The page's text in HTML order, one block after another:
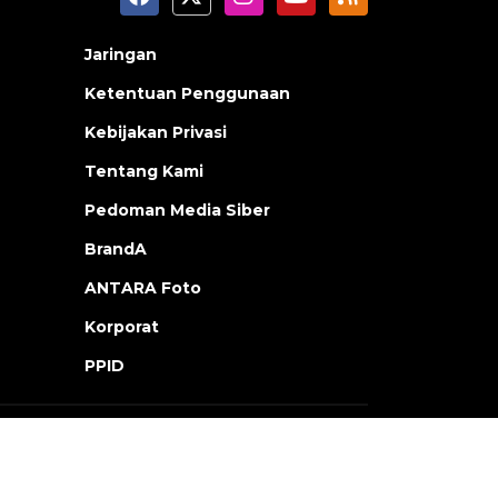
Jaringan
Ketentuan Penggunaan
Kebijakan Privasi
Tentang Kami
Pedoman Media Siber
BrandA
ANTARA Foto
Korporat
PPID